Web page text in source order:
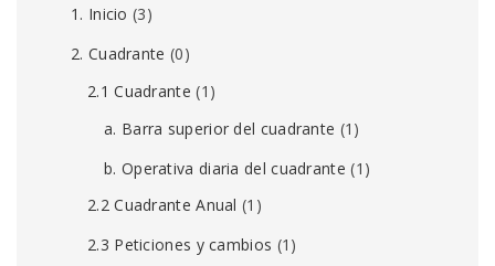
1. Inicio (3)
2. Cuadrante (0)
2.1 Cuadrante (1)
a. Barra superior del cuadrante (1)
b. Operativa diaria del cuadrante (1)
2.2 Cuadrante Anual (1)
2.3 Peticiones y cambios (1)